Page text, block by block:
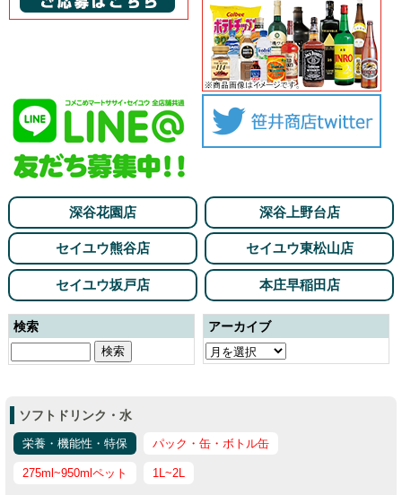
深谷花園店 深谷上野台店
セイユウ熊谷店 セイユウ東松山店
セイユウ坂戸店 本庄早稲田店
検索 アーカイブ
ソフトドリンク・水
栄養・機能性・特保 パック・缶・ボトル缶
275ml~950mlペット 1L~2L